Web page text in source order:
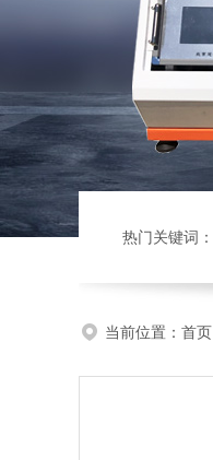
热门关键词：
当前位置： 首页